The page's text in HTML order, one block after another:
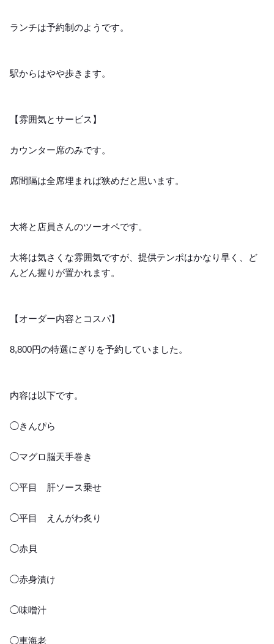
ランチは予約制のようです。
駅からはやや歩きます。
【雰囲気とサービス】
カウンター席のみです。
席間隔は全席埋まれば狭めだと思います。
大将と店員さんのツーオペです。
大将は気さくな雰囲気ですが、提供テンポはかなり早く、ど
んどん握りが置かれます。
【オーダー内容とコスパ】
8,800円の特選にぎりを予約していました。
内容は以下です。
◯きんぴら
◯マグロ脳天手巻き
◯平目 肝ソース乗せ
◯平目 えんがわ炙り
◯赤貝
◯赤身漬け
◯味噌汁
◯車海老